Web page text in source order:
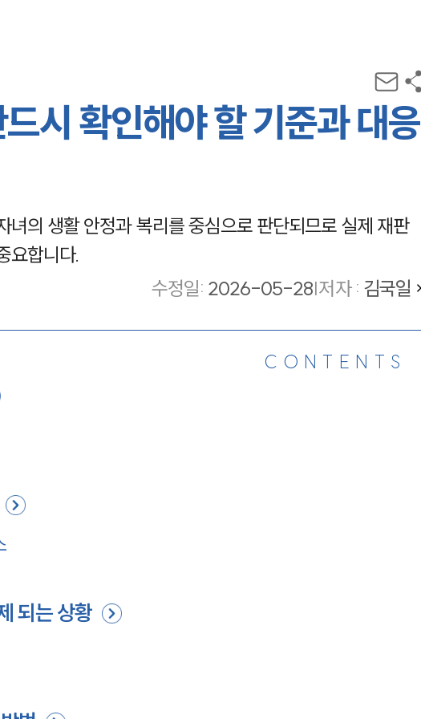
시 확인해야 할 기준과 대응
의 생활 안정과 복리를 중심으로 판단되므로 실제 재판
요합니다.
수정일: 2026-05-28|저자 : 김국일
CONTENTS
되는 상황